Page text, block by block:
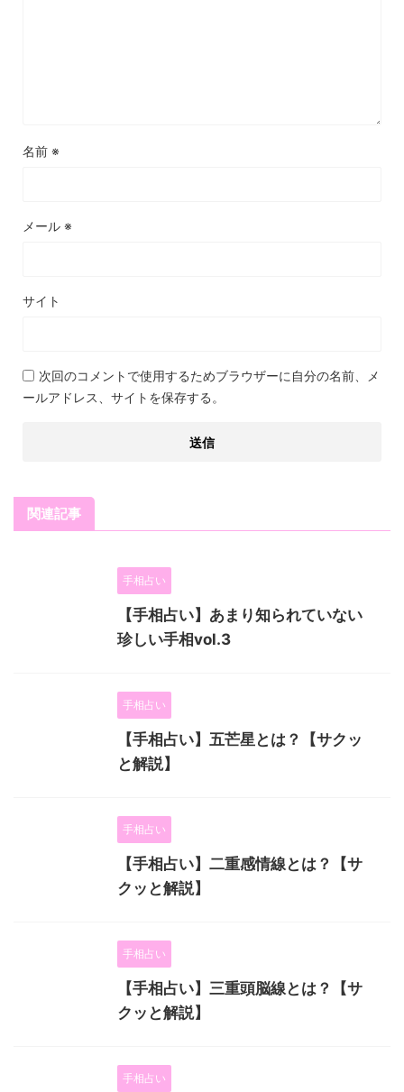
名前 ※
メール ※
サイト
次回のコメントで使用するためブラウザーに自分の名前、メ
ールアドレス、サイトを保存する。
関連記事
手相占い
【手相占い】あまり知られていない
珍しい手相vol.3
手相占い
【手相占い】五芒星とは？【サクッ
と解説】
手相占い
【手相占い】二重感情線とは？【サ
クッと解説】
手相占い
【手相占い】三重頭脳線とは？【サ
クッと解説】
手相占い